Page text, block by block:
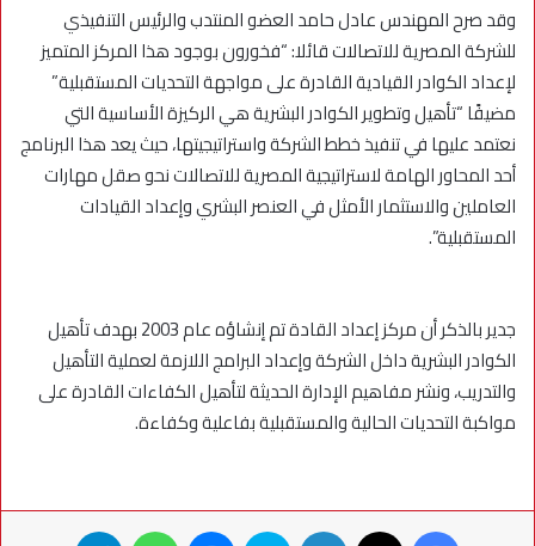
وقد صرح المهندس عادل حامد العضو المنتدب والرئيس التنفيذي
للشركة المصرية للاتصالات قائلا: “فخورون بوجود هذا المركز المتميز
لإعداد الكوادر القيادية القادرة على مواجهة التحديات المستقبلية”
مضيفًا “تأهيل وتطوير الكوادر البشرية هي الركيزة الأساسية التي
نعتمد عليها في تنفيذ خطط الشركة واستراتيجيتها، حيث يعد هذا البرنامج
أحد المحاور الهامة لاستراتيجية المصرية للاتصالات نحو صقل مهارات
العاملين والاستثمار الأمثل في العنصر البشري وإعداد القيادات
المستقبلية”.
جدير بالذكر أن مركز إعداد القادة تم إنشاؤه عام 2003 بهدف تأهيل
الكوادر البشرية داخل الشركة وإعداد البرامج اللازمة لعملية التأهيل
والتدريب، ونشر مفاهيم الإدارة الحديثة لتأهيل الكفاءات القادرة على
مواكبة التحديات الحالية والمستقبلية بفاعلية وكفاءة.
فيسبوك لينكدإن سكايب ماسنجر واتساب